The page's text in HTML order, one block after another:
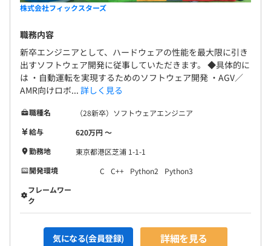
株式会社フィックスターズ
職務内容
新卒エンジニアとして、ハードウェアの性能を最大限に引き
出すソフトウェア開発に従事していただきます。 ◆具体的に
は ・自動運転を実現するためのソフトウェア開発 ・AGV／
AMR向けロボ... 詳しく見る
職種名
（28新卒）ソフトウェアエンジニア
給与
620万円 〜
勤務地
東京都港区芝浦 1-1-1
開発環境
C C++ Python2
Python3
フレームワー
ク
気になる(会員登録) 詳細を見る